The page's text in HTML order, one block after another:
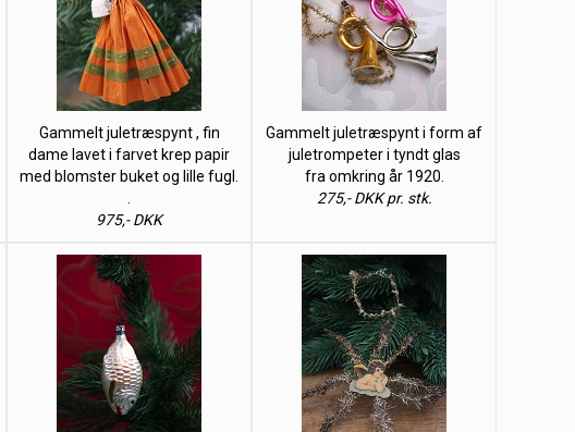
Gammelt juletræspynt , fin
dame lavet i farvet krep papir
med blomster buket og lille fugl.
975,- DKK
Gammelt juletræspynt i form af
juletrompeter i tyndt glas
fra omkring år 1920.
275,- DKK pr. stk.